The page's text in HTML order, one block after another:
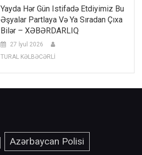
Yayda Hər Gün Istifadə Etdiyimiz Bu
Əşyalar Partlaya Və Ya Sıradan Çıxa
Bilər – XƏBƏRDARLIQ
27 İyul 2026
TURAL KƏLBƏCƏRLİ
Azərbaycan Polisi